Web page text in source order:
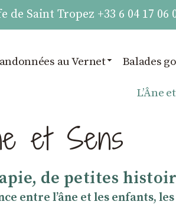
Saint Tropez +33 6 04 17 06
au Vernet Balades
LʼÂne
et Sens
de petites
entre l’âne et les enfants,